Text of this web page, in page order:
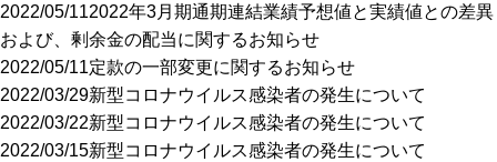
2022/05/112022年3月期通期連結業績予想値と実績値との差異
および、剰余金の配当に関するお知らせ
2022/05/11定款の一部変更に関するお知らせ
2022/03/29新型コロナウイルス感染者の発生について
2022/03/22新型コロナウイルス感染者の発生について
2022/03/15新型コロナウイルス感染者の発生について